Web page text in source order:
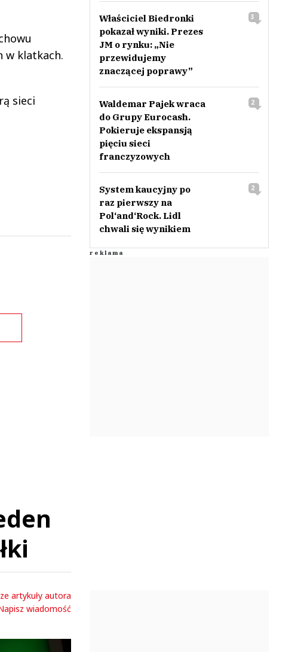
w klatkach.
sieci
Właściciel Biedronki
pokazał wyniki. Prezes
JM o rynku: „Nie
przewidujemy
znaczącej poprawy”
3
Waldemar Pajek wraca
do Grupy Eurocash.
Pokieruje ekspansją
pięciu sieci
franczyzowych
2
System kaucyjny po
raz pierwszy na
Pol‘and‘Rock. Lidl
chwali się wynikiem
2
artykuły autora
wiadomość